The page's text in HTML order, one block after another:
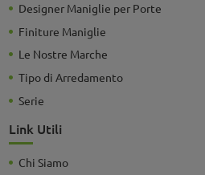
Designer Maniglie per Porte
Finiture Maniglie
Le Nostre Marche
Tipo di Arredamento
Serie
Link Utili
Chi Siamo